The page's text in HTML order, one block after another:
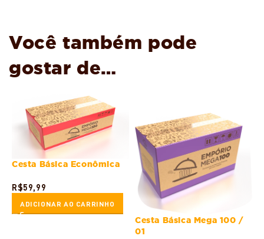
Você também pode
gostar de…
Cesta Básica Econômica
R$59,99
ADICIONAR AO CARRINHO
Cesta Básica Mega 100 /
01